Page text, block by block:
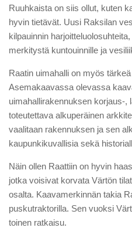
Ruuhkaista on siis ollut, kuten
hyvin tietävät. Uusi Raksilan
kilpauinnin
merkitystä kuntouinnille ja
Raatin uimahalli on myös
Asemakaavassa olevassa
uimahallirakennuksen korjaus-,
toteutettava alkuperäinen
vaalitaan rakennuksen ja sen
kaupunkikuvallisia sekä
Näin ollen Raattiin on hyvin
jotka voisivat korvata Värtön
osalta. Kaavamerkinnän takia
puskutraktorilla. Sen vuoksi
toinen ratkaisu.